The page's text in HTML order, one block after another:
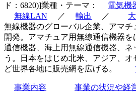
ド：6820)]業種・テーマ：
電気機
無線LAN
／ 輸出 ／
無線機器のグローバル企業、アマ
開発。アマチュア用無線通信機器
通信機器、海上用無線通信機器、ネ
う。日本をはじめ北米、アジア、
ど世界各地に販売網を広げる。
事業内容 事業の状況や経